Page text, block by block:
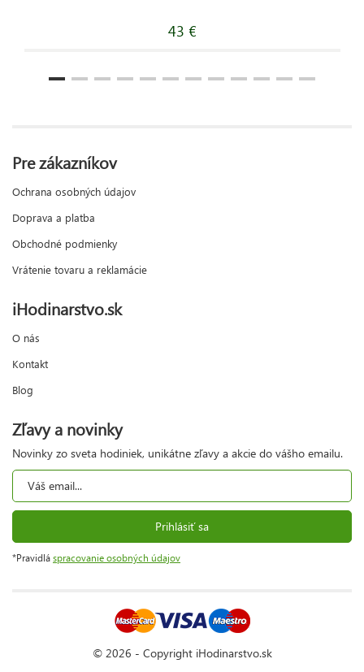
43 €
Pre zákazníkov
Ochrana osobných údajov
Doprava a platba
Obchodné podmienky
Vrátenie tovaru a reklamácie
iHodinarstvo.sk
O nás
Kontakt
Blog
Zľavy a novinky
Novinky zo sveta hodiniek, unikátne zľavy a akcie do vášho emailu.
Prihlásiť sa
*Pravidlá spracovanie osobných údajov
© 2026 - Copyright iHodinarstvo.sk